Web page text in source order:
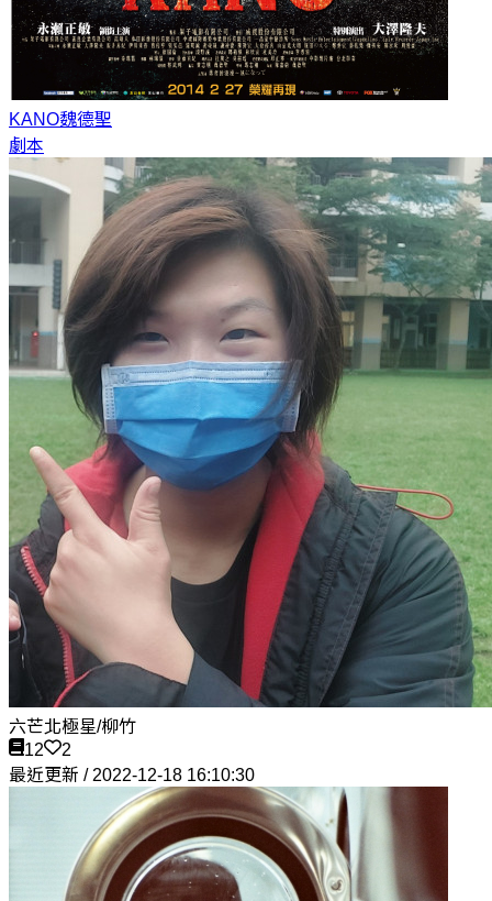
KANO魏德聖
劇本
六芒北極星/柳竹
12
2
最近更新 / 2022-12-18 16:10:30